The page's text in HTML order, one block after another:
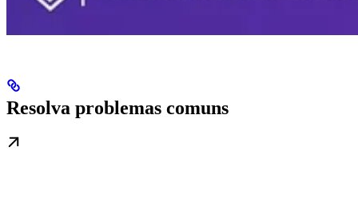
Resolva problemas comuns